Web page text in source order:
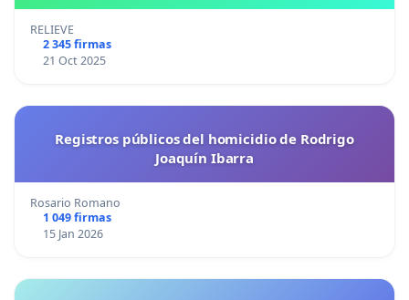
RELIEVE
2 345 firmas
21 Oct 2025
Registros públicos del homicidio de Rodrigo
Joaquín Ibarra
Rosario Romano
1 049 firmas
15 Jan 2026